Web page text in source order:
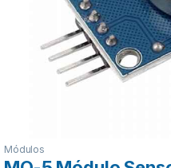
Módulos